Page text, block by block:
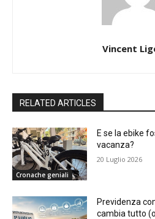
Vincent
RELATED ARTICLES
Cronache geniali
E se la ebike
vacanza?
20 Luglio 2026
Previdenza
cambia tutto